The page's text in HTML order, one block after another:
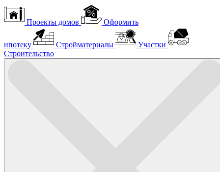
Проекты домов Оформить
ипотеку Стройматериалы
Участки
Строительство